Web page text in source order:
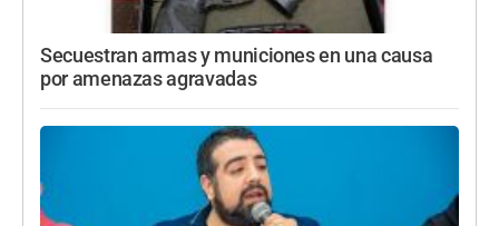
Secuestran armas y municiones en una causa
por amenazas agravadas